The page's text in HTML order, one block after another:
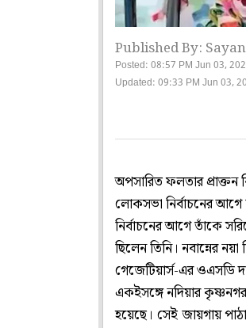
Published By:
Posted: 08:57 PM Jun 03,
Updated: 09:33 PM Jun 03,
অপসারিত ফলতার প্রাক্তন
লোকসভা নির্বাচনের
নির্বাচনের আগে তাঁকে
ছিলেন তিনি। নবান্নের
গেজেটিয়ার্স-এর ওএসডি
একইসঙ্গে নদিয়ার
হয়েছে। সেই জায়গায়